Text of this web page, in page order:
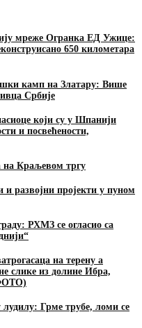
мреже Огранка ЕД Ужице:
650 километара
камп на Златару: Више
Србије
који су у Шпанији
и посвећености,
на Краљевом тргу
и развојни пројекти у пуном
РХМЗ се огласио са
на терену а
слике из долине Ибра,
Грме трубе, ломи се